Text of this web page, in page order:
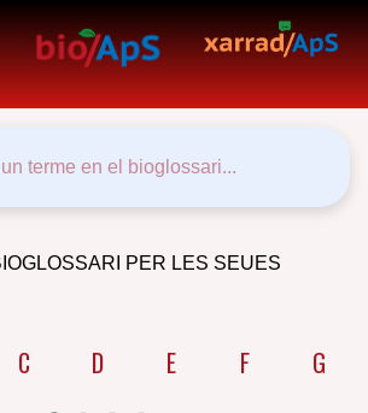
PER LES SEUES
C D E F G